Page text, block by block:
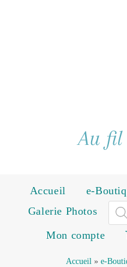
Au fil
Accueil e-
Galerie Photos
Mon compte
Accueil » e-